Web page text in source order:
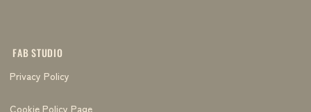
FAB STUDIO
Privacy Policy
Cookie Policy Page